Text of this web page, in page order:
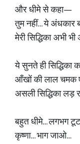
और धीमे से कहा—
तुम नहीं… ये अंधकार
मेरी सिद्धिका अभी
ये सुनते ही सिद्धिका
आँखों की लाल चमक
असली सिद्धिका लड़
बहुत धीमे… लगभग
कृष्णा… भाग जाओ…